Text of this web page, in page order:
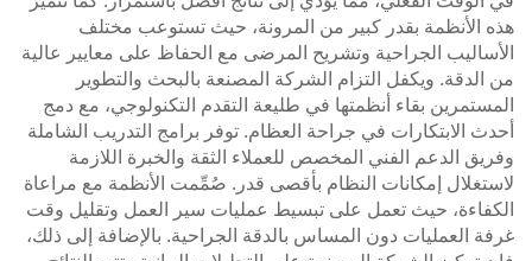
هذه الأنظمة بقدر كبير من المرونة، حيث تستوعب مختلف
الأساليب الجراحية وتشريح المرضى مع الحفاظ على معايير عالية
من الدقة. ويكفل التزام الشركة المصنعة بالبحث والتطوير
المستمرين بقاء أنظمتها في طليعة التقدم التكنولوجي، مع دمج
أحدث الابتكارات في جراحة العظام. توفر برامج التدريب الشاملة
وفريق الدعم الفني المخصص للعملاء الثقة والخبرة اللازمة
لاستغلال إمكانات النظام بأقصى قدر. صُمِّمت الأنظمة مع مراعاة
الكفاءة، حيث تعمل على تبسيط عمليات سير العمل وتقليل وقت
غرفة العمليات دون المساس بالدقة الجراحية. بالإضافة إلى ذلك،